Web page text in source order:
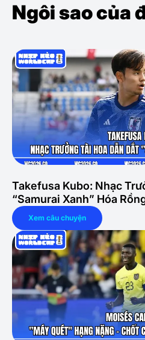
Ngôi sao của
Takefusa Kubo: Nhạc
“Samurai Xanh” Hóa
Xem câu chuyện